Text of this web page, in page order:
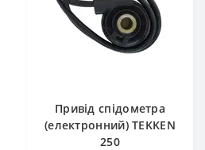
Привід спідометра
(електронний) TEKKEN
250